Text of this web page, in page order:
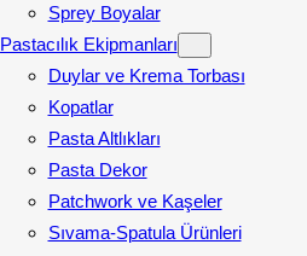
Sprey Boyalar
Pastacılık Ekipmanları
Duylar ve Krema Torbası
Kopatlar
Pasta Altlıkları
Pasta Dekor
Patchwork ve Kaşeler
Sıvama-Spatula Ürünleri